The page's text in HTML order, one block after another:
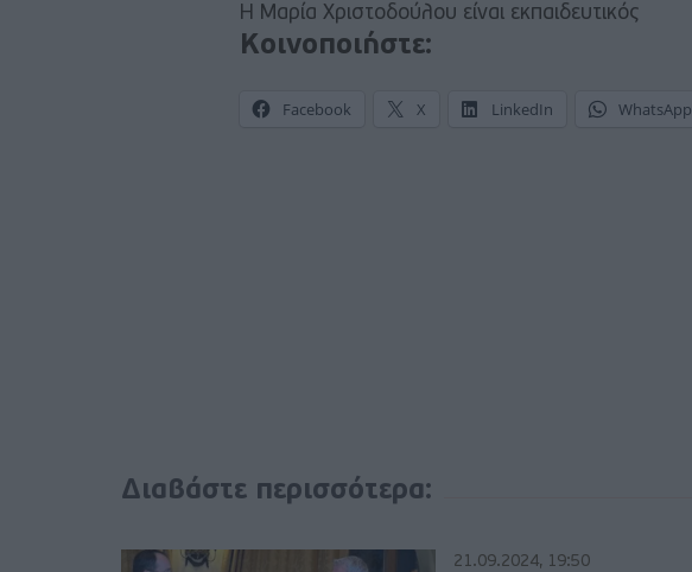
Η Μαρία Χριστοδούλου είναι εκπαιδευτικός
Κοινοποιήστε:
Facebook X LinkedIn WhatsApp
Διαβάστε περισσότερα:
21.09.2024, 19:50